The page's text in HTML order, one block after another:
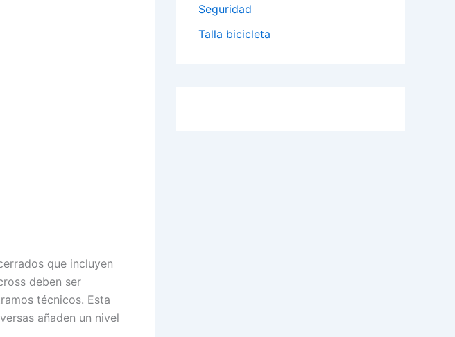
que incluyen
deben ser
técnicos. Esta
añaden un nivel
Seguridad
Talla bicicleta